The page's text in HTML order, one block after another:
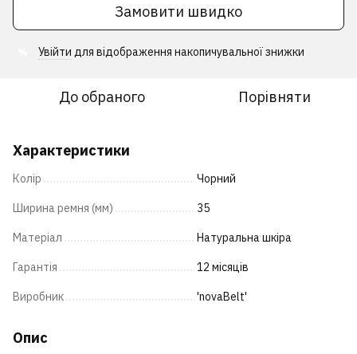
Замовити швидко
Увійти для відображення накопичувальної знижки
До обраного Порівняти
Характеристики
Колір Чорний
Ширина ремня (мм) 35
Матеріал Натуральна шкіра
Гарантія 12 місяців
Виробник 'novaBelt'
Опис